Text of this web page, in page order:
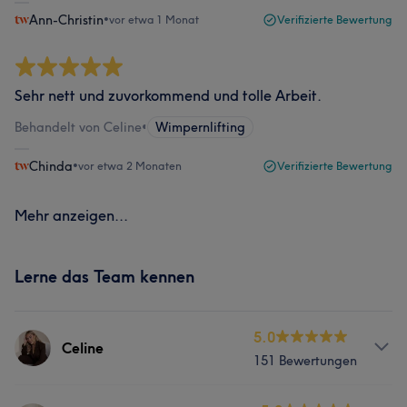
Ann-Christin•vor etwa 1 Monat Verifizierte Bewertung
Sehr nett und zuvorkommend und tolle Arbeit.
Behandelt von Celine• Wimpernlifting
Chinda•vor etwa 2 Monaten Verifizierte Bewertung
Mehr anzeigen...
Lerne das Team kennen
Celine
5.0
151 Bewertungen